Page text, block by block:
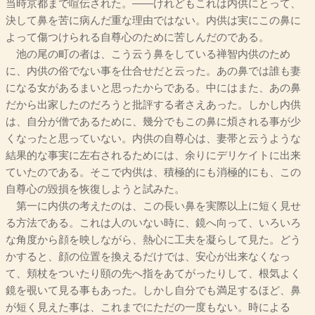
当時京都まで喧伝された。――けれどもこれは内供にとって、
決して鼻を苦に病んだ重な理由ではない。内供は実にこの鼻に
よって傷つけられる自尊心のために苦しんだのである。
池の尾の町の者は、こう云う鼻をしている禅智内供のため
に、内供の俗でない事を仕合せだと云った。あの鼻では誰も妻
になる女があるまいと思ったからである。中にはまた、あの鼻
だから出家したのだろうと批評する者さえあった。しかし内供
は、自分が僧であるために、幾分でもこの鼻に煩される事が少
くなったと思っていない。内供の自尊心は、妻帯と云うような
結果的な事実に左右されるためには、余りにデリケイトに出来
ていたのである。そこで内供は、積極的にも消極的にも、この
自尊心の毀損を恢復しようと試みた。
第一に内供の考えたのは、この長い鼻を実際以上に短く見せ
る方法である。これは人のいない時に、鏡へ向って、いろいろ
な角度から顔を映しながら、熱心に工夫を凝らして見た。どう
かすると、顔の位置を換えるだけでは、安心が出来なくなっ
て、頬杖をついたり頤の先へ指をあてがったりして、根気よく
鏡を覗いて見る事もあった。しかし自分でも満足するほど、鼻
が短く見えた事は、これまでにただの一度もない。時による